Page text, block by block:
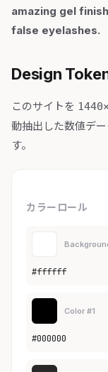
amazing gel
false eyelashes.
Design
このサイトを
動抽出した数値デ
す。
カラーロール
#ffffff
Color #1
#000000